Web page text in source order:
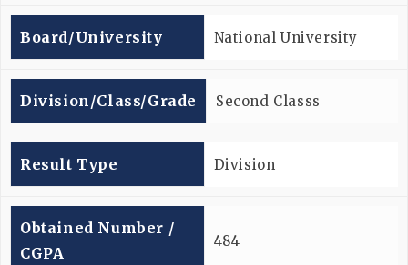
Board/university National University
Division/Class/Grade Second Classs
Result Type Division
Obtained Number /
CGPA
484